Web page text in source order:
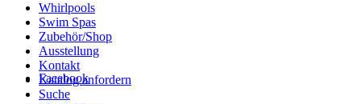
Facebook
Whirlpools
Swim Spas
Zubehör/Shop
Ausstellung
Kontakt
Katalog anfordern
Suche